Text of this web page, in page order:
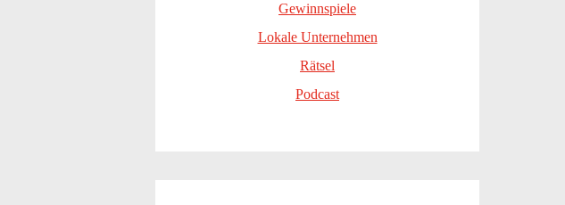
Gewinnspiele
Lokale Unternehmen
Rätsel
Podcast